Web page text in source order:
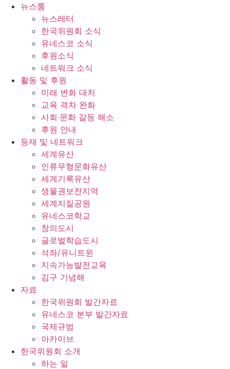
뉴스룸
뉴스레터
한국위원회 소식
유네스코 소식
후원소식
네트워크 소식
활동 및 후원
미래 변화 대처
교육 격차 완화
사회∙문화 갈등 해소
후원 안내
등재 및 네트워크
세계유산
인류무형문화유산
세계기록유산
생물권보전지역
세계지질공원
유네스코학교
창의도시
글로벌학습도시
석좌/유니트윈
지속가능발전교육
김구 기념해
자료
한국위원회 발간자료
유네스코 본부 발간자료
국제규범
아카이브
한국위원회 소개
하는 일